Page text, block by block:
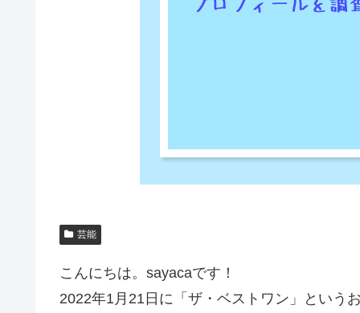
芸能
こんにちは。sayacaです！
2022年1月21日に「ザ・ベストワン」という